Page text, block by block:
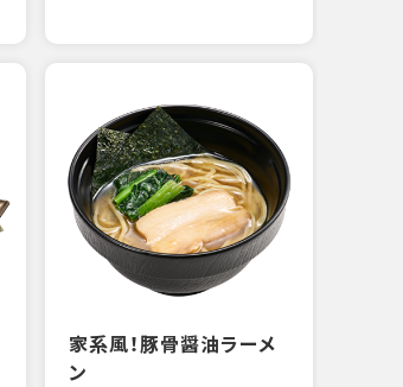
家系風！豚骨醤油ラーメ
ン